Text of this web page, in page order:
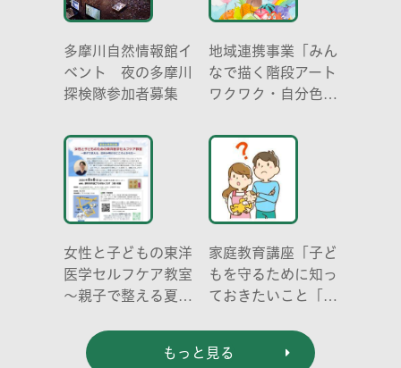
多摩川自然情報館イ
ベント 夜の多摩川
探検隊参加者募集
地域連携事業「みん
なで描く階段アート
ワクワク・自分色の
女性と子どもの東洋
医学セルフケア教室
～親子で整える夏休
らだ～
家庭教育講座「子ど
もを守るために知っ
ておきたいこと「プ
どう伝える? (幼児
編)」
もっと見る